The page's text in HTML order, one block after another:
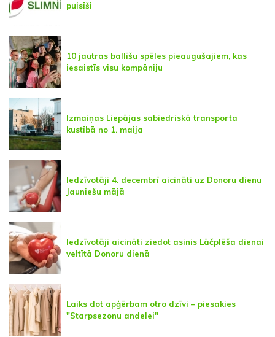
puisīši
10 jautras ballīšu spēles pieaugušajiem, kas
iesaistīs visu kompāniju
Izmaiņas Liepājas sabiedriskā transporta
kustībā no 1. maija
Iedzīvotāji 4. decembrī aicināti uz Donoru dienu
Jauniešu mājā
Iedzīvotāji aicināti ziedot asinis Lāčplēša dienai
veltītā Donoru dienā
Laiks dot apģērbam otro dzīvi – piesakies
"Starpsezonu andelei"